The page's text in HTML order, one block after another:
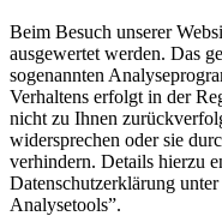
Beim Besuch unserer
ausgewertet werden. Das
sogenannten
Verhaltens erfolgt in der
nicht zu Ihnen
widersprechen oder sie
verhindern. Details hierzu
Datenschutzerklärung
Analysetools”.